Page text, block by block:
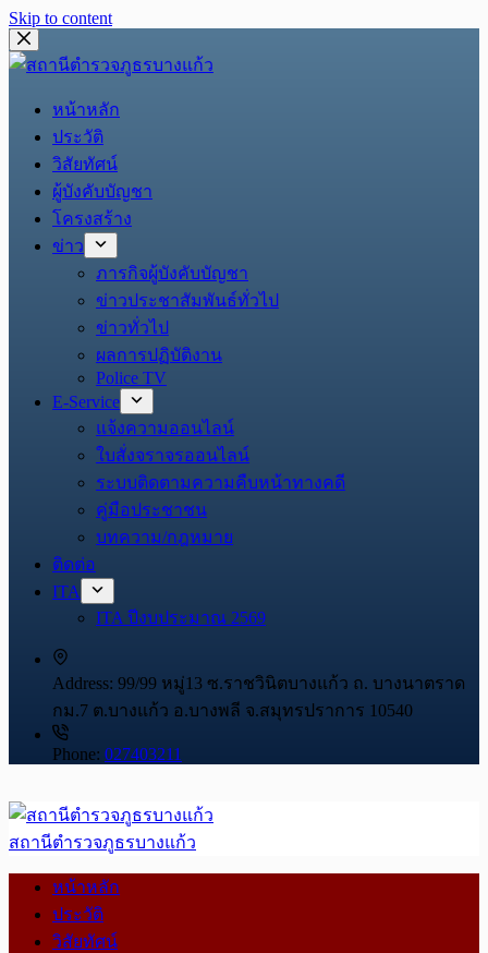
Skip to content
หน้าหลัก
ประวัติ
วิสัยทัศน์
ผู้บังคับบัญชา
โครงสร้าง
ข่าว
ภารกิจผู้บังคับบัญชา
ข่าวประชาสัมพันธ์ทั่วไป
ข่าวทั่วไป
ผลการปฏิบัติงาน
Police TV
E-Service
แจ้งความออนไลน์
ใบสั่งจราจรออนไลน์
ระบบติดตามความคืบหน้าทางคดี
คู่มือประชาชน
บทความ/กฎหมาย
ติดต่อ
ITA
ITA ปีงบประมาณ 2569
Address: 99/99 หมู่13 ซ.ราชวินิตบางแก้ว ถ. บางนาตราด
กม.7 ต.บางแก้ว อ.บางพลี จ.สมุทรปราการ 10540
Phone: 027403211
สถานีตำรวจภูธรบางแก้ว
หน้าหลัก
ประวัติ
วิสัยทัศน์